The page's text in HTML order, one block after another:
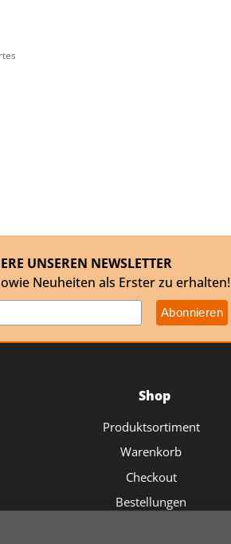
UNSEREN NEWSLETTER
Neuheiten als Erster zu erhalten!
Shop
Produktsortiment
Warenkorb
Checkout
Bestellungen